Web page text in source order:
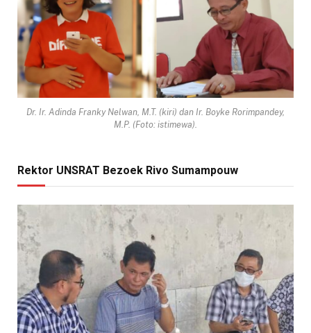
Dr. Ir. Adinda Franky Nelwan, M.T. (kiri) dan Ir. Boyke Rorimpandey,
M.P. (Foto: istimewa).
Rektor UNSRAT Bezoek Rivo Sumampouw